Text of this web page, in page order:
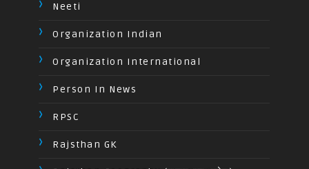
Neeti
Organization Indian
Organization International
Person In News
RPSC
Rajsthan GK